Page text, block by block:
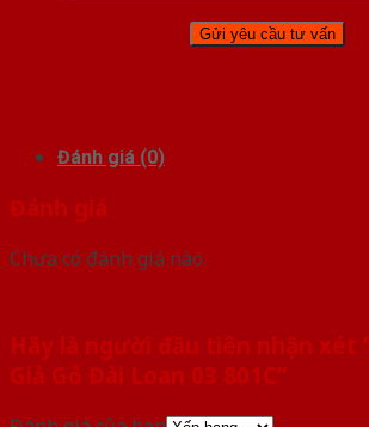
Đánh giá (0)
Đánh giá
Chưa có đánh giá nào.
Hãy là người đầu tiên nhận xét
Giả Gỗ Đài Loan 03 801C”